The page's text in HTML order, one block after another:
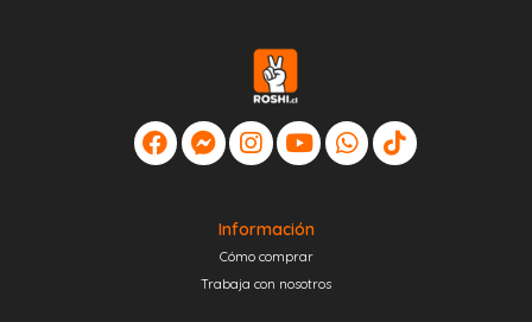
Información
Cómo comprar
Trabaja con nosotros